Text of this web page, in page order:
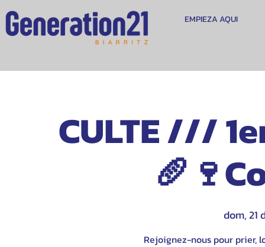
EMPIEZA AQUI
CULTE ///
dom, 21
Rejoignez-nous pour prier,